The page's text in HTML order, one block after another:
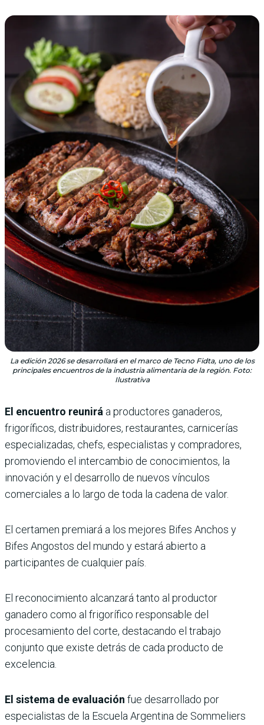
La edición 2026 se desarrollará en el marco de Tecno Fidta, uno de los
principales encuentros de la industria alimentaria de la región. Foto:
Ilustrativa
El encuentro reunirá a productores ganaderos,
frigoríficos, distribuidores, restaurantes, carnicerías
especializadas, chefs, especialistas y compradores,
promoviendo el intercambio de conocimientos, la
innovación y el desarrollo de nuevos vínculos
comerciales a lo largo de toda la cadena de valor.
El certamen premiará a los mejores Bifes Anchos y
Bifes Angostos del mundo y estará abierto a
participantes de cualquier país.
El reconocimiento alcanzará tanto al productor
ganadero como al frigorífico responsable del
procesamiento del corte, destacando el trabajo
conjunto que existe detrás de cada producto de
excelencia.
El sistema de evaluación fue desarrollado por
especialistas de la Escuela Argentina de Sommeliers